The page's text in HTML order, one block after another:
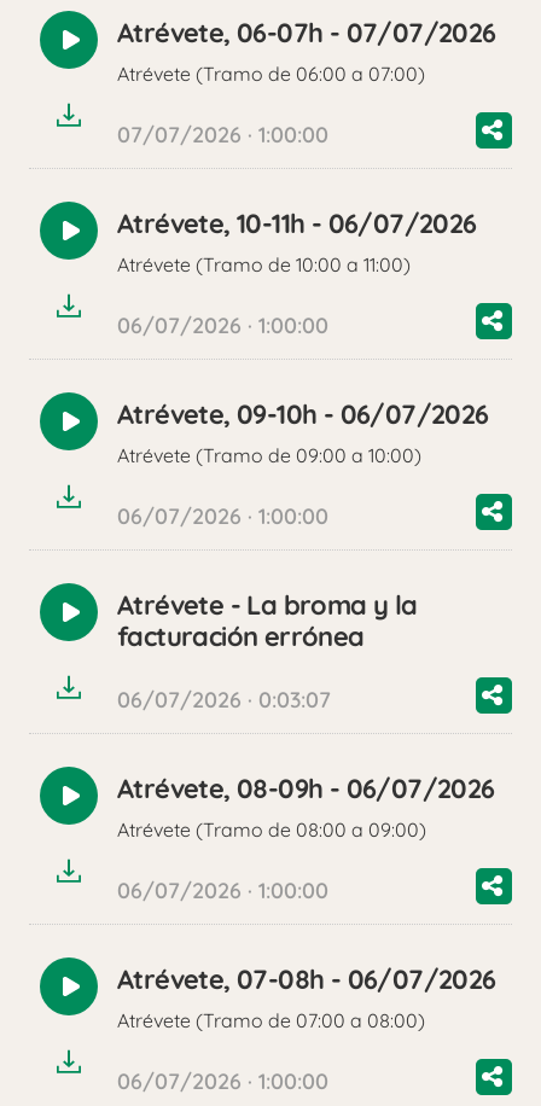
Reproducir
audio
Atrévete, 06-07h - 07/07/2026
Atrévete (Tramo de 06:00 a 07:00)
07/07/2026 · 1:00:00
Reproducir
audio
Atrévete, 10-11h - 06/07/2026
Atrévete (Tramo de 10:00 a 11:00)
06/07/2026 · 1:00:00
Reproducir
audio
Atrévete, 09-10h - 06/07/2026
Atrévete (Tramo de 09:00 a 10:00)
06/07/2026 · 1:00:00
Reproducir
audio
Atrévete - La broma y la
facturación errónea
06/07/2026 · 0:03:07
Reproducir
audio
Atrévete, 08-09h - 06/07/2026
Atrévete (Tramo de 08:00 a 09:00)
06/07/2026 · 1:00:00
Reproducir
audio
Atrévete, 07-08h - 06/07/2026
Atrévete (Tramo de 07:00 a 08:00)
06/07/2026 · 1:00:00